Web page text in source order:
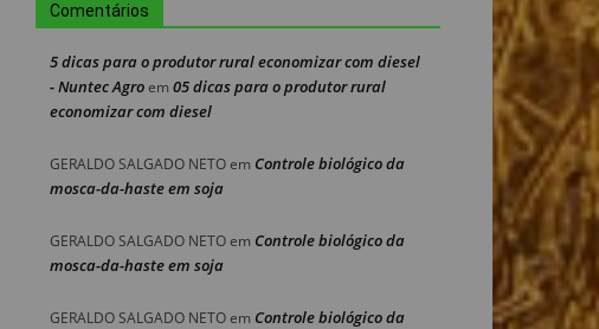
Comentários
5 dicas para o produtor rural economizar com diesel
- Nuntec Agroem 05 dicas para o produtor rural
economizar com diesel
GERALDO SALGADO NETOem Controle biológico da
mosca-da-haste em soja
GERALDO SALGADO NETOem Controle biológico da
mosca-da-haste em soja
GERALDO SALGADO NETOem Controle biológico da